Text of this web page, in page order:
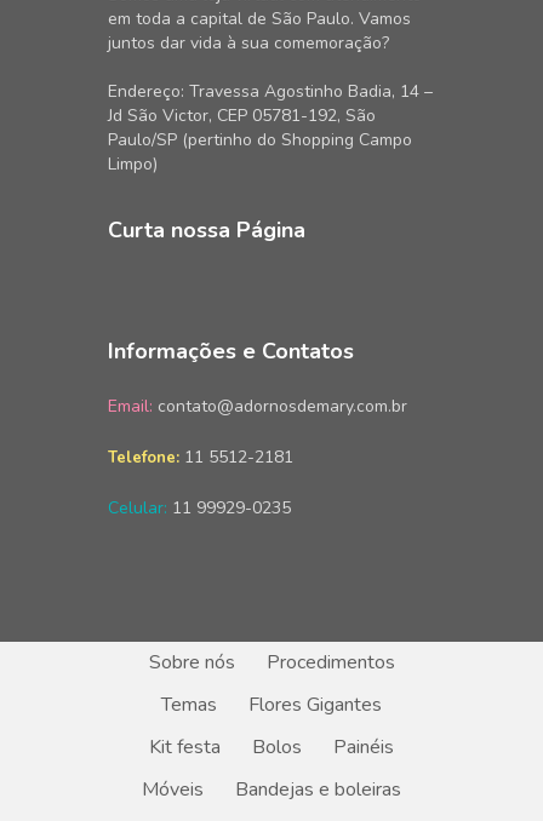
em toda a capital de São Paulo. Vamos
juntos dar vida à sua comemoração?
Endereço: Travessa Agostinho Badia, 14 –
Jd São Victor, CEP 05781-192, São
Paulo/SP (pertinho do Shopping Campo
Limpo)
Curta nossa Página
Informações e Contatos
Email: contato@adornosdemary.com.br
Telefone: 11 5512-2181
Celular: 11 99929-0235
Sobre nós
Procedimentos
Temas
Flores Gigantes
Kit festa
Bolos
Painéis
Móveis
Bandejas e boleiras